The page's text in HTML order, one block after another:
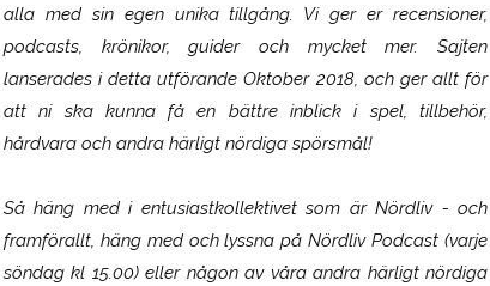
alla med sin egen unika tillgång. Vi ger er recensioner,
podcasts, krönikor, guider och mycket mer. Sajten
lanserades i detta utförande Oktober 2018, och ger allt för
att ni ska kunna få en bättre inblick i spel, tillbehör,
hårdvara och andra härligt nördiga spörsmål!
Så häng med i entusiastkollektivet som ärNördliv- och
framförallt, häng med och lyssna på Nördliv Podcast (varje
söndag kl 15.00) eller någon av våra andra härligt nördiga
SCUF Gaming Omega